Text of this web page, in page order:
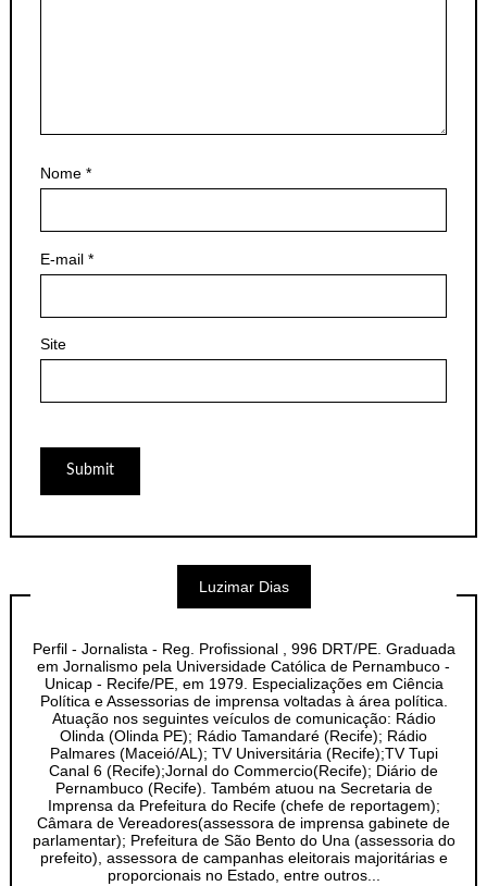
Nome *
E-mail *
Site
Luzimar Dias
Perfil - Jornalista - Reg. Profissional , 996 DRT/PE. Graduada
em Jornalismo pela Universidade Católica de Pernambuco -
Unicap - Recife/PE, em 1979. Especializações em Ciência
Política e Assessorias de imprensa voltadas à área política.
Atuação nos seguintes veículos de comunicação: Rádio
Olinda (Olinda PE); Rádio Tamandaré (Recife); Rádio
Palmares (Maceió/AL); TV Universitária (Recife);TV Tupi
Canal 6 (Recife);Jornal do Commercio(Recife); Diário de
Pernambuco (Recife). Também atuou na Secretaria de
Imprensa da Prefeitura do Recife (chefe de reportagem);
Câmara de Vereadores(assessora de imprensa gabinete de
parlamentar); Prefeitura de São Bento do Una (assessoria do
prefeito), assessora de campanhas eleitorais majoritárias e
proporcionais no Estado, entre outros...